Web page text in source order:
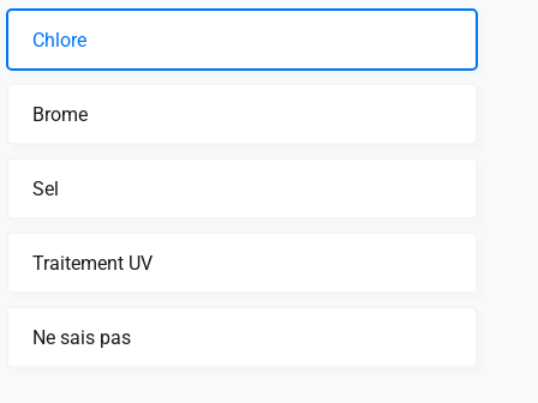
Chlore
Brome
Sel
Traitement UV
Ne sais pas